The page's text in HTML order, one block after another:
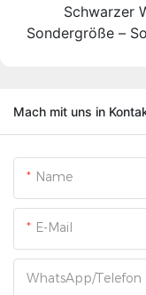
Schwarzer
Sondergröße –
Mach mit uns in
Name
E-Mail
WhatsApp/Telefon